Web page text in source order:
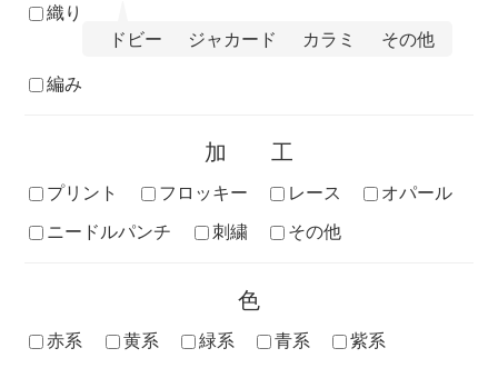
織り
ドビー
ジャカード カラミ その他
編み
加工
プリント フロッキー レース
オパール
ニードルパンチ
刺繍 その他
色
赤系 黄系 緑系 青系
紫系